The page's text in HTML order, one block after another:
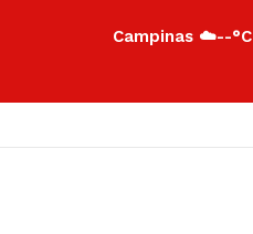
Campinas ☁️--°C